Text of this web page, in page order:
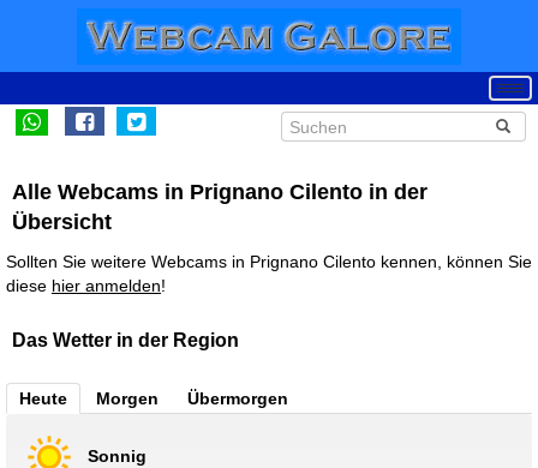
Alle Webcams in Prignano Cilento in der
Übersicht
Sollten Sie weitere Webcams in Prignano Cilento kennen, können Sie
diese hier anmelden!
Das Wetter in der Region
Heute Morgen Übermorgen
Sonnig